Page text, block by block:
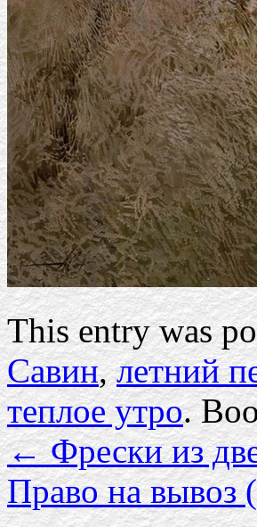
This entry was
Савин,летний
теплое утро.
←Фрески из
Право на вывоз